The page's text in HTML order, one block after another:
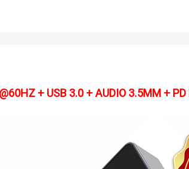
+ USB 3.0 + AUDIO 3.5MM + PD